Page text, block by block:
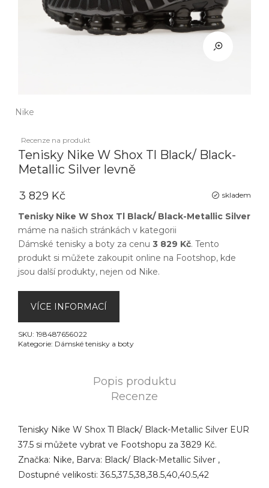
Nike
Recenze na produkt
Tenisky Nike W Shox Tl Black/ Black-
Metallic Silver levně
skladem
3 829 Kč
Tenisky Nike W Shox Tl Black/ Black-Metallic Silver
máme na našich stránkách v kategorii
Dámské tenisky a boty za cenu 3 829 Kč. Tento
produkt si můžete zakoupit online na Footshop, kde
jsou další produkty, nejen od Nike.
VÍCE INFORMACÍ
SKU: 198487656022
Kategorie: Dámské tenisky a boty
Popis produktu
Recenze
Tenisky Nike W Shox Tl Black/ Black-Metallic Silver EUR
37.5 si můžete vybrat ve Footshopu za 3829 Kč.
Značka: Nike, Barva: Black/ Black-Metallic Silver ,
Dostupné velikosti: 36.5,37.5,38,38.5,40,40.5,42